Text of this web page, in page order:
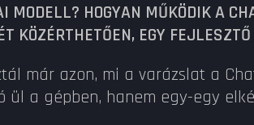
MODELL? HOGYAN MŰKÖDIK A
KÖZÉRTHETŐEN, EGY
már azon, mi a varázslat a
ül a gépben, hanem egy-egy